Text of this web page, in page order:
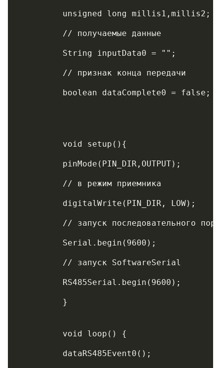
	 unsigned long millis1,millis2;
	 // получаемые данные
	 String inputData0 = "";
	 // признак конца передачи
	 boolean dataComplete0 = false;
	 void setup(){
	 pinMode(PIN_DIR,OUTPUT);
	 // в режим приемника
	 digitalWrite(PIN_DIR, LOW);
// запуск последовательного
	 Serial.begin(9600);
	 // запуск SoftwareSerial
	 RS485Serial.begin(9600);
	 }
	 void loop() {
	 dataRS485Event0();